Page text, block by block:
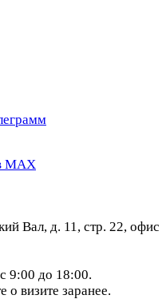
МАХ
Вал, д. 11, стр. 22, офис
9:00 до 18:00.
о визите заранее.